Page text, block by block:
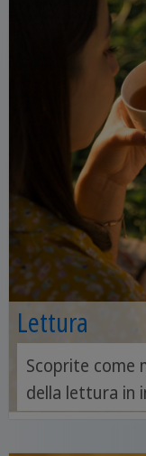
Lettura
Scoprite come
della lettura in